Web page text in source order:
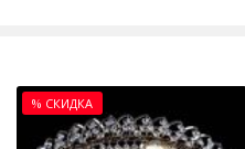
% СКИДКА